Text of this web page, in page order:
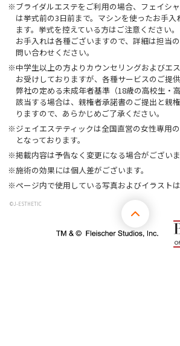
※ブライダルエステをご利用の場合、フェイシ
は挙式前の3日前まで。マシンを使ったお手入
ます。挙式を控えている方はご注意ください
お手入れは各種ございますので、詳細は担当
問い合わせください。
※中学生以上の方よりカウンセリングおよびエ
お受けしておりますが、各種サービスのご提
弊社の定める未成年者基準（18歳の高校生・
該当する場合は、親権者承諾書のご提出と親
りますので、あらかじめご了承ください。
※ジェイエステティックは全国直営の女性専用
となっております。
※掲載内容は予告なく変更になる場合がございま
※施術の効果には個人差がございます。
※ページ内で使用している写真およびイラストは
©J-ESTHETIC